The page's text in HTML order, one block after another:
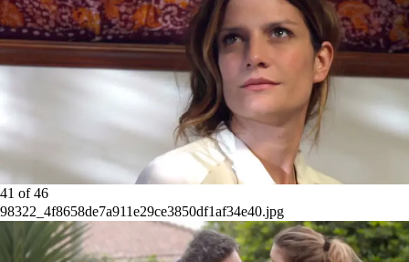
41 of46
98322_4f8658de7a911e29ce3850df1af34e40.jpg